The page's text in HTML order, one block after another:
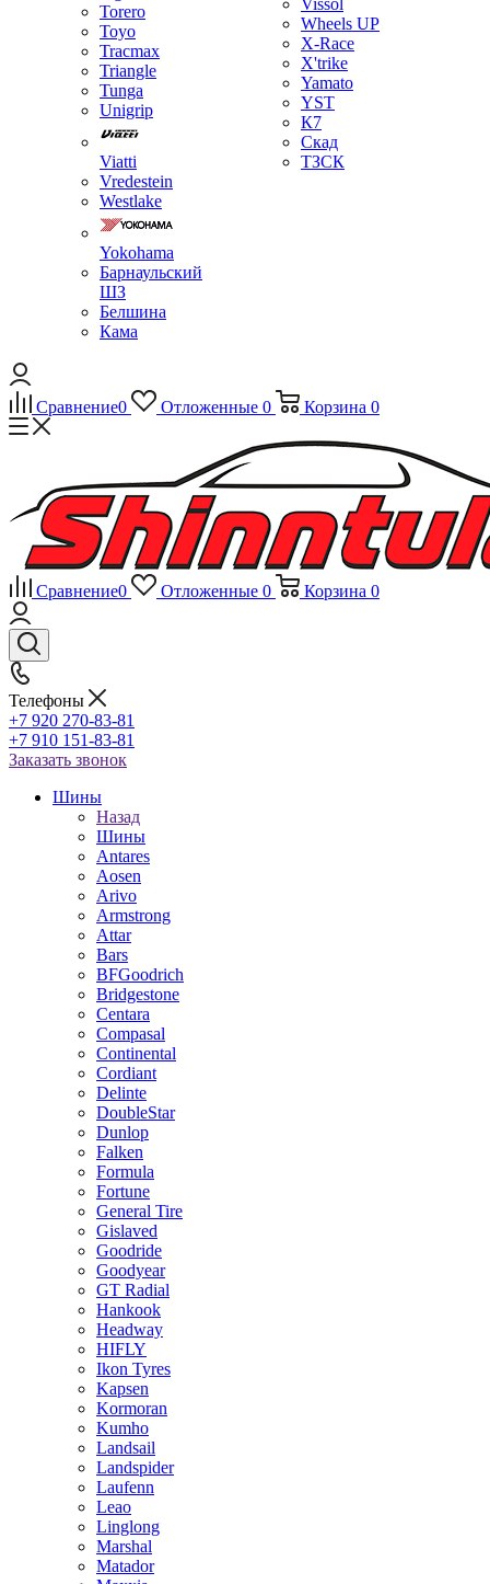
Torero
Toyo
Tracmax
Triangle
Tunga
Unigrip
Viatti
Vredestein
Westlake
Yokohama
Барнаульский
ШЗ
Белшина
Кама
Vissol
Wheels UP
X-Race
X'trike
Yamato
YST
К7
Скад
ТЗСК
Сравнение0 Отложенные 0 Корзина 0
Сравнение0 Отложенные 0 Корзина 0
Телефоны
+7 920 270-83-81
+7 910 151-83-81
Заказать звонок
Шины
Назад
Шины
Antares
Aosen
Arivo
Armstrong
Attar
Bars
BFGoodrich
Bridgestone
Centara
Compasal
Continental
Cordiant
Delinte
DoubleStar
Dunlop
Falken
Formula
Fortune
General Tire
Gislaved
Goodride
Goodyear
GT Radial
Hankook
Headway
HIFLY
Ikon Tyres
Kapsen
Kormoran
Kumho
Landsail
Landspider
Laufenn
Leao
Linglong
Marshal
Matador